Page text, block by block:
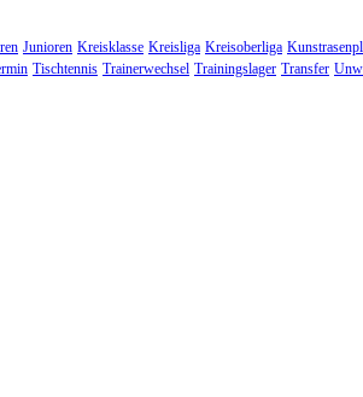
Junioren Kreisklasse Kreisliga Kreisoberliga
Tischtennis Trainerwechsel Trainingslager Transfer